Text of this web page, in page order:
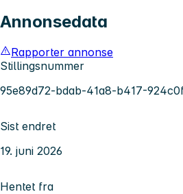
Annonsedata
Rapporter annonse
Stillingsnummer
95e89d72-bdab-41a8-b417-
Sist endret
19. juni 2026
Hentet fra